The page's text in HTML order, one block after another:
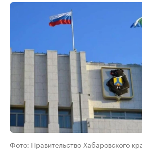
Фото: Правительство Хабаровского